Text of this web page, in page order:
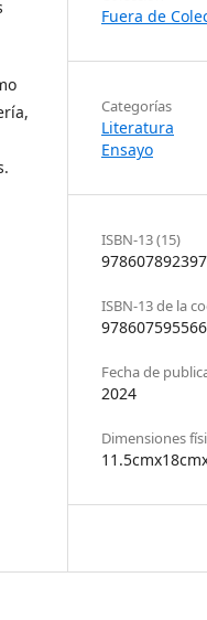
Fuera de
Categorías
Literatura
Ensayo
ISBN-13 (15)
ISBN-13 de la
Fecha de
2024
Dimensiones